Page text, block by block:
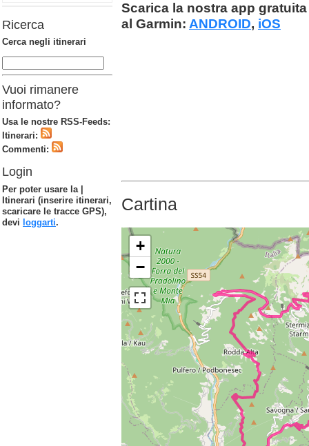
Scarica la nostra app
al Garmin: ANDROID, iOS
Cartina
+
−
Ricerca
Cerca negli itinerari
Vuoi rimanere
informato?
Usa le nostre RSS-Feeds:
Itinerari:
Commenti:
Login
Per poter usare la |
Itinerari (inserire itinerari,
scaricare le tracce GPS),
devi loggarti.